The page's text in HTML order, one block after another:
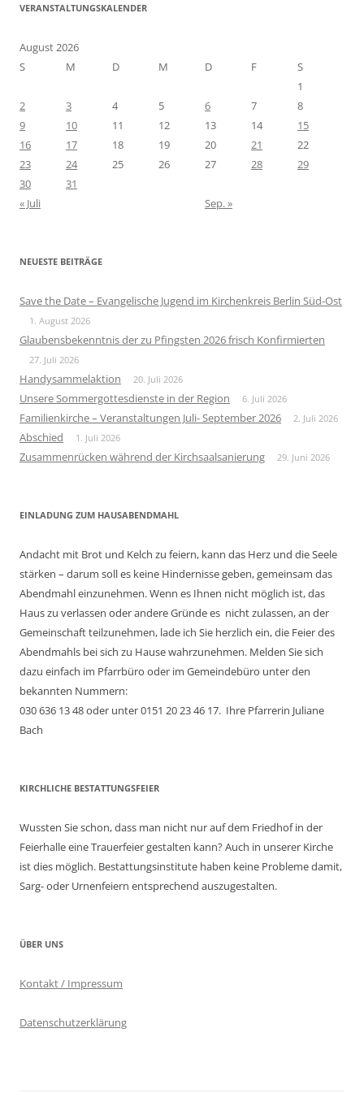
VERANSTALTUNGSKALENDER
August 2026
S
M D M D F
S
1
2
3 4 5 6 7
8
9
10 11 12 13 14
15
16
17 18 19 20 21
22
23
24 25 26 27 28
29
30
31
« Juli
Sep. »
NEUESTE BEITRÄGE
Save the Date – Evangelische Jugend im Kirchenkreis Berlin Süd-Ost
1. August 2026
Glaubensbekenntnis der zu Pfingsten 2026 frisch Konfirmierten
27. Juli 2026
Handysammelaktion 20. Juli 2026
Unsere Sommergottesdienste in der Region 6. Juli 2026
Familienkirche – Veranstaltungen Juli- September 2026 2. Juli 2026
Abschied 1. Juli 2026
Zusammenrücken während der Kirchsaalsanierung 29. Juni 2026
EINLADUNG ZUM HAUSABENDMAHL
Andacht mit Brot und Kelch zu feiern, kann das Herz und die Seele
stärken – darum soll es keine Hindernisse geben, gemeinsam das
Abendmahl einzunehmen. Wenn es Ihnen nicht möglich ist, das
Haus zu verlassen oder andere Gründe es nicht zulassen, an der
Gemeinschaft teilzunehmen, lade ich Sie herzlich ein, die Feier des
Abendmahls bei sich zu Hause wahrzunehmen. Melden Sie sich
dazu einfach im Pfarrbüro oder im Gemeindebüro unter den
bekannten Nummern:
030 636 13 48 oder unter 0151 20 23 46 17. Ihre Pfarrerin Juliane
Bach
KIRCHLICHE BESTATTUNGSFEIER
Wussten Sie schon, dass man nicht nur auf dem Friedhof in der
Feierhalle eine Trauerfeier gestalten kann? Auch in unserer Kirche
ist dies möglich. Bestattungsinstitute haben keine Probleme damit,
Sarg- oder Urnenfeiern entsprechend auszugestalten.
ÜBER UNS
Kontakt / Impressum
Datenschutzerklärung